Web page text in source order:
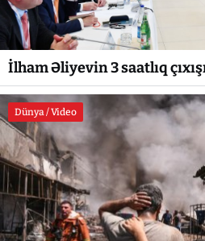
İlham Əliyevin 3 saatlıq
Dünya / Video